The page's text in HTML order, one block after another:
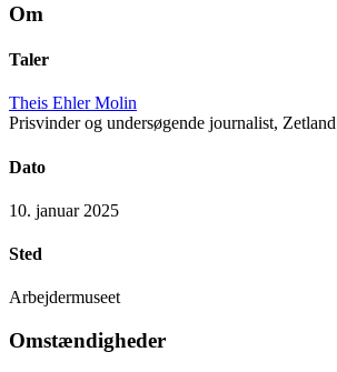
Om
Taler
Theis Ehler Molin
Prisvinder og undersøgende journalist, Zetland
Dato
10. januar 2025
Sted
Arbejdermuseet
Omstændigheder